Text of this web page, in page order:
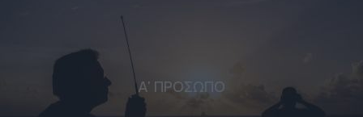
Α' ΠΡΟΣΩΠΟ